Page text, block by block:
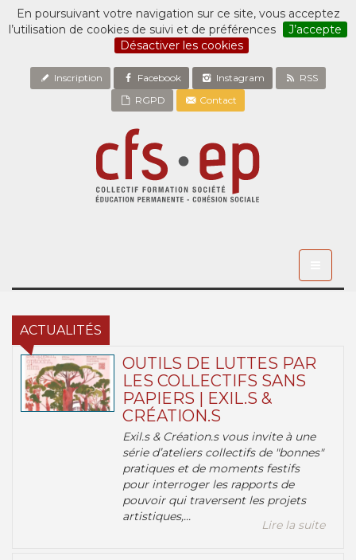
En poursuivant votre navigation sur ce site, vous acceptez
l’utilisation de cookies de suivi et de préférences
J’accepte
Désactiver les cookies
Inscription Facebook Instagram
RSS
RGPD
Contact
ACTUALITÉS
OUTILS DE LUTTES PAR
LES COLLECTIFS SANS
PAPIERS | EXIL.S &
CRÉATION.S
Exil.s & Création.s vous invite à une
série d’ateliers collectifs de "bonnes"
pratiques et de moments festifs
pour interroger les rapports de
pouvoir qui traversent les projets
artistiques,...
Lire la suite